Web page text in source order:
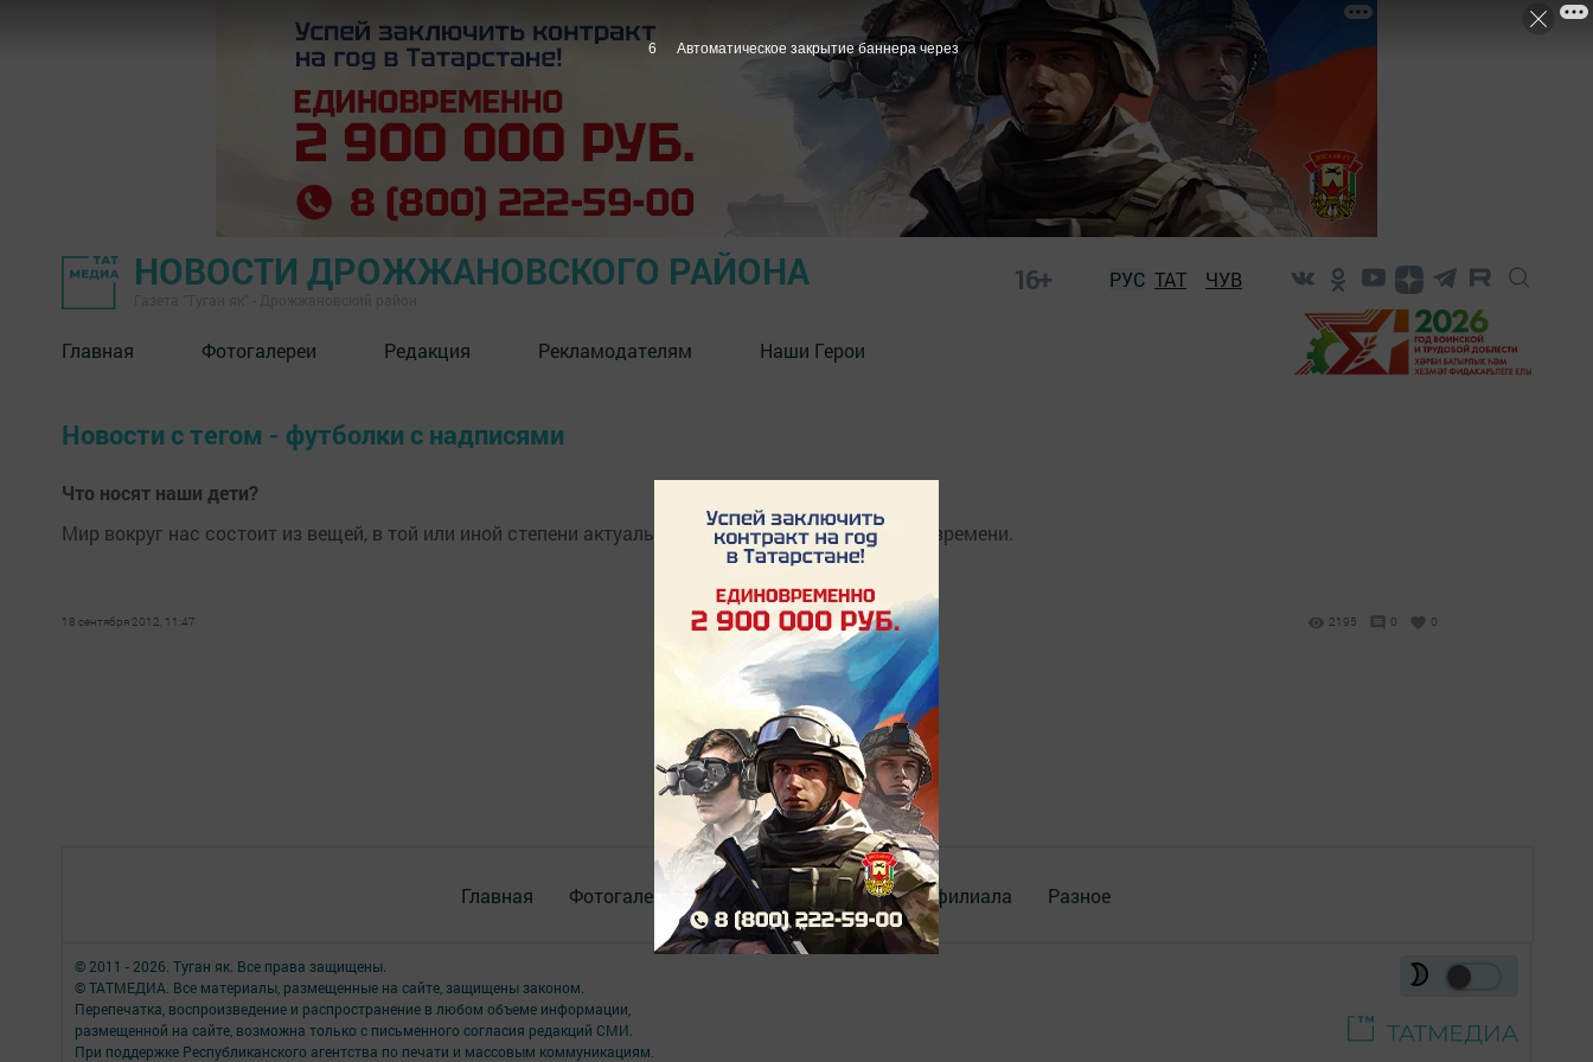
НОВОСТИ ДРОЖЖАНОВСКОГО РАЙОНА 16+ РУС ТАТ ЧУВ
Главная Фотогалереи Редакция Рекламодателям Наши Герои
Новости с тегом - футболки с надписями
Что носят наши дети?
Мир вокруг нас состоит из вещей, в той или иной степени актуальных для нас в данный момент времени.
18 сентября 2012, 11:47 2195 0 0
Главная Фотогалереи Опросы Документы филиала Разное
© 2011 - 2026. Туган як. Все права защищены.
© ТАТМЕДИА. Все материалы, размещенные на сайте, защищены законом.
Перепечатка, воспроизведение и распространение в любом объеме информации,
размещенной на сайте, возможна только с письменного согласия редакций СМИ.
При поддержке Республиканского агентства по печати и массовым коммуникациям.
6 Автоматическое закрытие баннера через